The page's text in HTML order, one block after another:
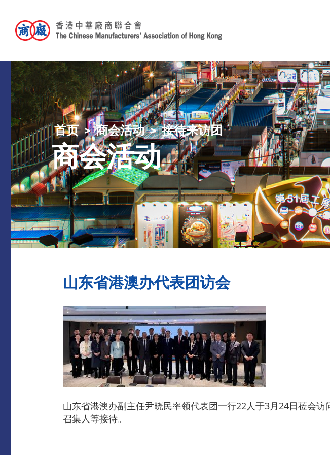
首页 商会活动 接待来访团
商会活动
山东省港澳办代表团访会
山东省港澳办副主任尹晓民率领代表团一行22人于3月24日莅会
召集人等接待。